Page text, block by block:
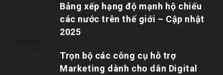
Bảng xếp hạng độ mạnh hộ chiếu
các nước trên thế giới – Cập nhật
2025
Trọn bộ các công cụ hỗ trợ
Marketing dành cho dân Digital